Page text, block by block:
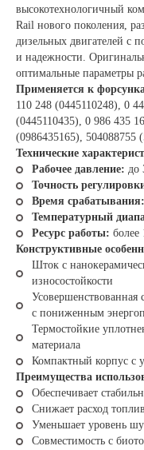
высокотехнологичный
Rail нового поколения,
дизельных двигателей с
и надежности.
оптимальные параметры
Применяется к
110 248 (0445110248), 0
(0445110435), 0 986 435
(0986435165), 504088755
Технические
Рабочее давление: до
Точность
Время срабатывания:
Температурный
Ресурс работы: более
Конструктивные
Шток с
износостойкости
Усовершенствованная
с пониженным
Термостойкие
материала
Компактный корпус с
Преимущества
Обеспечивает
Снижает расход
Уменьшает уровень
Совместимость с